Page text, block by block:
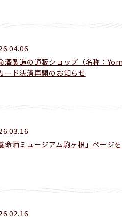
酒製造の通販ショップ（名称：
ード決済再開のお知らせ
命酒ミュージアム駒ヶ根」ページ